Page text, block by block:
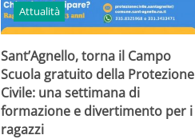
Attualità
Sant’Agnello, torna il Campo
Scuola gratuito della Protezione
Civile: una settimana di
formazione e divertimento per i
ragazzi